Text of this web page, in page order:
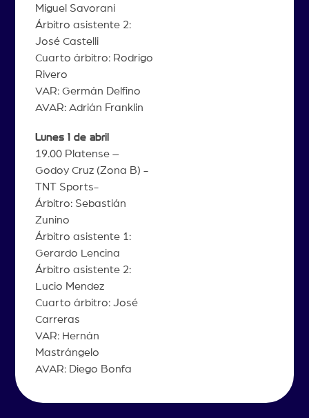
Miguel Savorani
Árbitro asistente 2:
José Castelli
Cuarto árbitro: Rodrigo
Rivero
VAR: Germán Delfino
AVAR: Adrián Franklin
Lunes 1 de abril
19.00 Platense –
Godoy Cruz (Zona B) -
TNT Sports-
Árbitro: Sebastián
Zunino
Árbitro asistente 1:
Gerardo Lencina
Árbitro asistente 2:
Lucio Mendez
Cuarto árbitro: José
Carreras
VAR: Hernán
Mastrángelo
AVAR: Diego Bonfa